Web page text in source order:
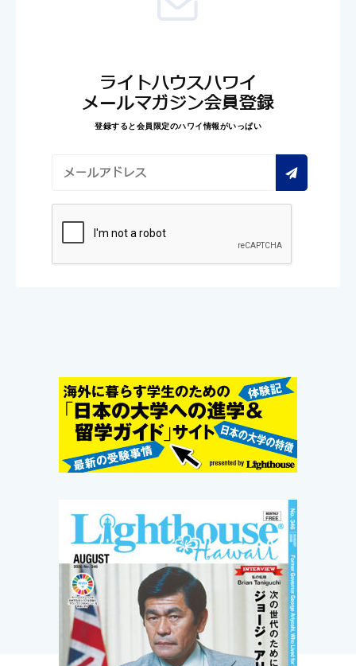
ライトハウスハワイ
メールマガジン会員登録
登録すると会員限定のハワイ情報がいっぱい